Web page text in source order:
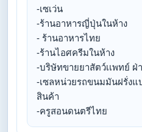
-เซเว่น
-ร้านอาหารญี่ปุ่นในห้าง
- ร้านอาหารไทย
-ร้านไอศครีมในห้าง
-บริษัทขายยาสัตว์เเพทย์
-เซลหน่วยรถขนมมันฝรั่ง
สินค้า
-ครูสอนดนตรีไทย